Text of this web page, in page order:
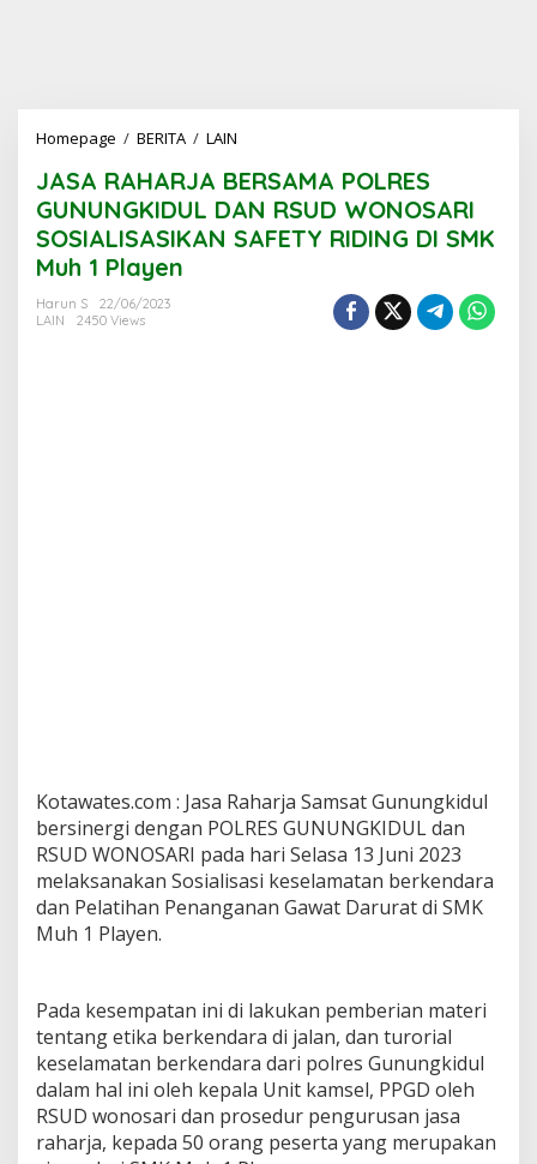
Homepage / BERITA / LAIN
BERSAMA
POLRES
GUNUNGKIDUL
DAN
SOSIALISASIKAN
JASA RAHARJA BERSAMA POLRES
GUNUNGKIDUL DAN RSUD WONOSARI
SOSIALISASIKAN SAFETY RIDING DI SMK
Muh 1 Playen
Harun S
22/06/2023
LAIN
2450 Views
Kotawates.com : Jasa Raharja Samsat Gunungkidul
bersinergi dengan POLRES GUNUNGKIDUL dan
RSUD WONOSARI pada hari Selasa 13 Juni 2023
melaksanakan Sosialisasi keselamatan berkendara
dan Pelatihan Penanganan Gawat Darurat di SMK
Muh 1 Playen.
Pada kesempatan ini di lakukan pemberian materi
tentang etika berkendara di jalan, dan turorial
keselamatan berkendara dari polres Gunungkidul
dalam hal ini oleh kepala Unit kamsel, PPGD oleh
RSUD wonosari dan prosedur pengurusan jasa
raharja, kepada 50 orang peserta yang merupakan